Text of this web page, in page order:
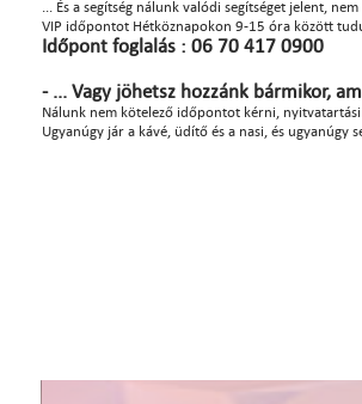
... És a segítség nálunk valódi segítséget jelent,
VIP időpontot Hétköznapokon 9-15 óra között
Időpont foglalás : 06 70 417 0900
- ... Vagy jöhetsz hozzánk bármikor,
Nálunk nem kötelező időpontot kérni,
Ugyanúgy jár a kávé, üdítő és a nasi, és ugyanúgy